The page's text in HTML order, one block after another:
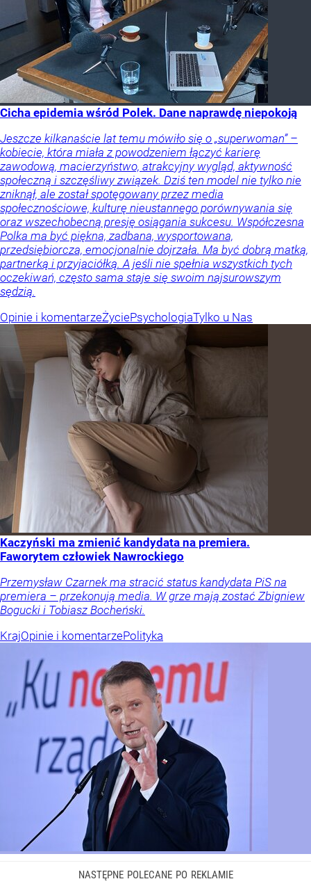
Cicha epidemia wśród Polek. Dane naprawdę niepokoją
Jeszcze kilkanaście lat temu mówiło się o „superwoman” –
kobiecie, która miała z powodzeniem łączyć karierę
zawodową, macierzyństwo, atrakcyjny wygląd, aktywność
społeczną i szczęśliwy związek. Dziś ten model nie tylko nie
zniknął, ale został spotęgowany przez media
społecznościowe, kulturę nieustannego porównywania się
oraz wszechobecną presję osiągania sukcesu. Współczesna
Polka ma być piękna, zadbana, wysportowana,
przedsiębiorcza, emocjonalnie dojrzała. Ma być dobrą matką,
partnerką i przyjaciółką. A jeśli nie spełnia wszystkich tych
oczekiwań, często sama staje się swoim najsurowszym
sędzią.
Opinie i komentarzeŻyciePsychologiaTylko u Nas
Kaczyński ma zmienić kandydata na premiera.
Faworytem człowiek Nawrockiego
Przemysław Czarnek ma stracić status kandydata PiS na
premiera – przekonują media. W grze mają zostać Zbigniew
Bogucki i Tobiasz Bocheński.
KrajOpinie i komentarzePolityka